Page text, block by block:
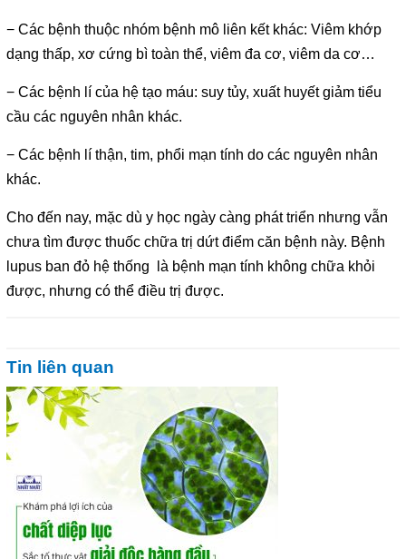
− Các bệnh thuộc nhóm bệnh mô liên kết khác: Viêm khớp
dạng thấp, xơ cứng bì toàn thể, viêm đa cơ, viêm da cơ…
− Các bệnh lí của hệ tạo máu: suy tủy, xuất huyết giảm tiểu
cầu các nguyên nhân khác.
− Các bệnh lí thận, tim, phổi mạn tính do các nguyên nhân
khác.
Cho đến nay, mặc dù y học ngày càng phát triển nhưng vẫn
chưa tìm được thuốc chữa trị dứt điểm căn bệnh này. Bệnh
lupus ban đỏ hệ thống là bệnh mạn tính không chữa khỏi
được, nhưng có thể điều trị được.
Tin liên quan